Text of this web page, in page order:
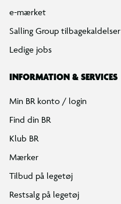
e-mærket
Salling Group tilbagekaldelser
Ledige jobs
INFORMATION & SERVICES
Min BR konto / login
Find din BR
Klub BR
Mærker
Tilbud på legetøj
Restsalg på legetøj